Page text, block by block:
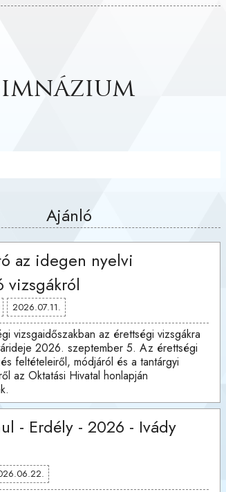
Ajánló
az idegen nyelvi
vizsgákról
2026.07.11.
vizsgaidőszakban az érettségi vizsgákra
2026. szeptember 5. Az érettségi
feltételeiről, módjáról és a tantárgyi
az Oktatási Hivatal honlapján
- Erdély - 2026 - Ivády